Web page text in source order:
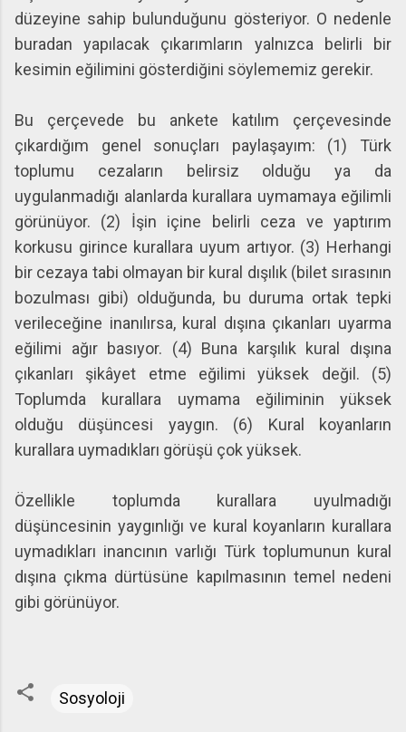
düzeyine sahip bulunduğunu gösteriyor. O nedenle
buradan yapılacak çıkarımların yalnızca belirli bir
kesimin eğilimini gösterdiğini söylememiz gerekir.
Bu çerçevede bu ankete katılım çerçevesinde
çıkardığım genel sonuçları paylaşayım: (1) Türk
toplumu cezaların belirsiz olduğu ya da
uygulanmadığı alanlarda kurallara uymamaya eğilimli
görünüyor. (2) İşin içine belirli ceza ve yaptırım
korkusu girince kurallara uyum artıyor. (3) Herhangi
bir cezaya tabi olmayan bir kural dışılık (bilet sırasının
bozulması gibi) olduğunda, bu duruma ortak tepki
verileceğine inanılırsa, kural dışına çıkanları uyarma
eğilimi ağır basıyor. (4) Buna karşılık kural dışına
çıkanları şikâyet etme eğilimi yüksek değil. (5)
Toplumda kurallara uymama eğiliminin yüksek
olduğu düşüncesi yaygın. (6) Kural koyanların
kurallara uymadıkları görüşü çok yüksek.
Özellikle toplumda kurallara uyulmadığı
düşüncesinin yaygınlığı ve kural koyanların kurallara
uymadıkları inancının varlığı Türk toplumunun kural
dışına çıkma dürtüsüne kapılmasının temel nedeni
gibi görünüyor.
Sosyoloji